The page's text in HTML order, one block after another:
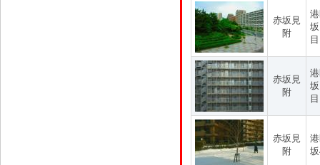
赤坂見
附
目
赤坂見
附
目
赤坂見
附